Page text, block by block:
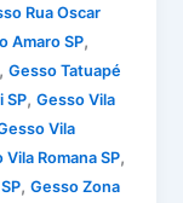
Rua Oscar
Amaro SP,
,Gesso Tatuapé
SP,Gesso Vila
Vila
Vila Romana SP,
,Gesso Zona